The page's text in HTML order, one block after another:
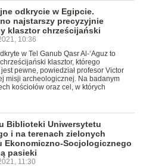
odkrycie w Egipcie.
najstarszy precyzyjnie
klasztor chrześcijański
10:36
w Tel Ganub Qasr Al-‘Aguz to
klasztor, którego
pewne, powiedział profesor Victor
misji archeologicznej. Na badanym
kościołów oraz cel, w których
Biblioteki Uniwersytetu
i na terenach zielonych
Ekonomiczno-Socjologicznego
pasieki
11:30